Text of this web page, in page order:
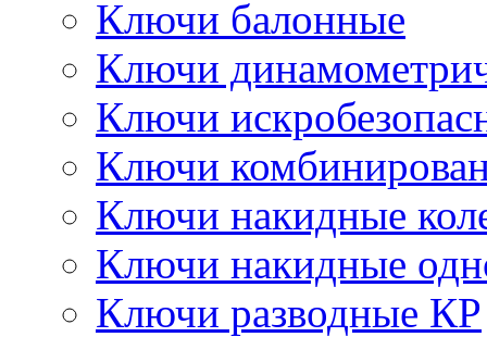
Ключи балонные
Ключи
Ключи
Ключи
Ключи накидные
Ключи накидные
Ключи разводные КР